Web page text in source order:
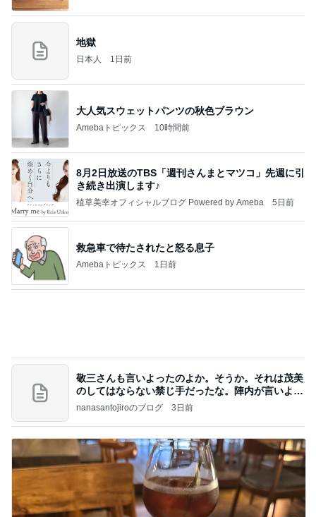
地獄
日本人 1日前
大人気スウェットパンツの秋色ブラウン
Amebaトピックス 10時間前
8月2日放送のTBS「週刊さんまとマツコ」先週に引
き続き出演します♪
植草美幸オフィシャルブログ Powered by Ameba 5日前
救急車で待たされたと怒る息子
Amebaトピックス 1日前
敬三さんも言いよったのよか。そうか。それは茂美
のしてはならない禁じ手だったな。陣内が言いよる
のよ
nanasantojiroのブログ 3日前